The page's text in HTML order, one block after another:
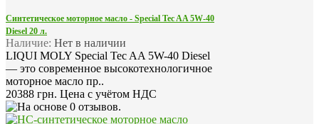
Синтетическое моторное масло - Special Tec AA 5W-40
Diesel 20 л.
Наличие: Нет в наличии
LIQUI MOLY Special Tec AA 5W-40 Diesel
— это современное высокотехнологичное
моторное масло пр..
20388 грн. Цена с учётом НДС